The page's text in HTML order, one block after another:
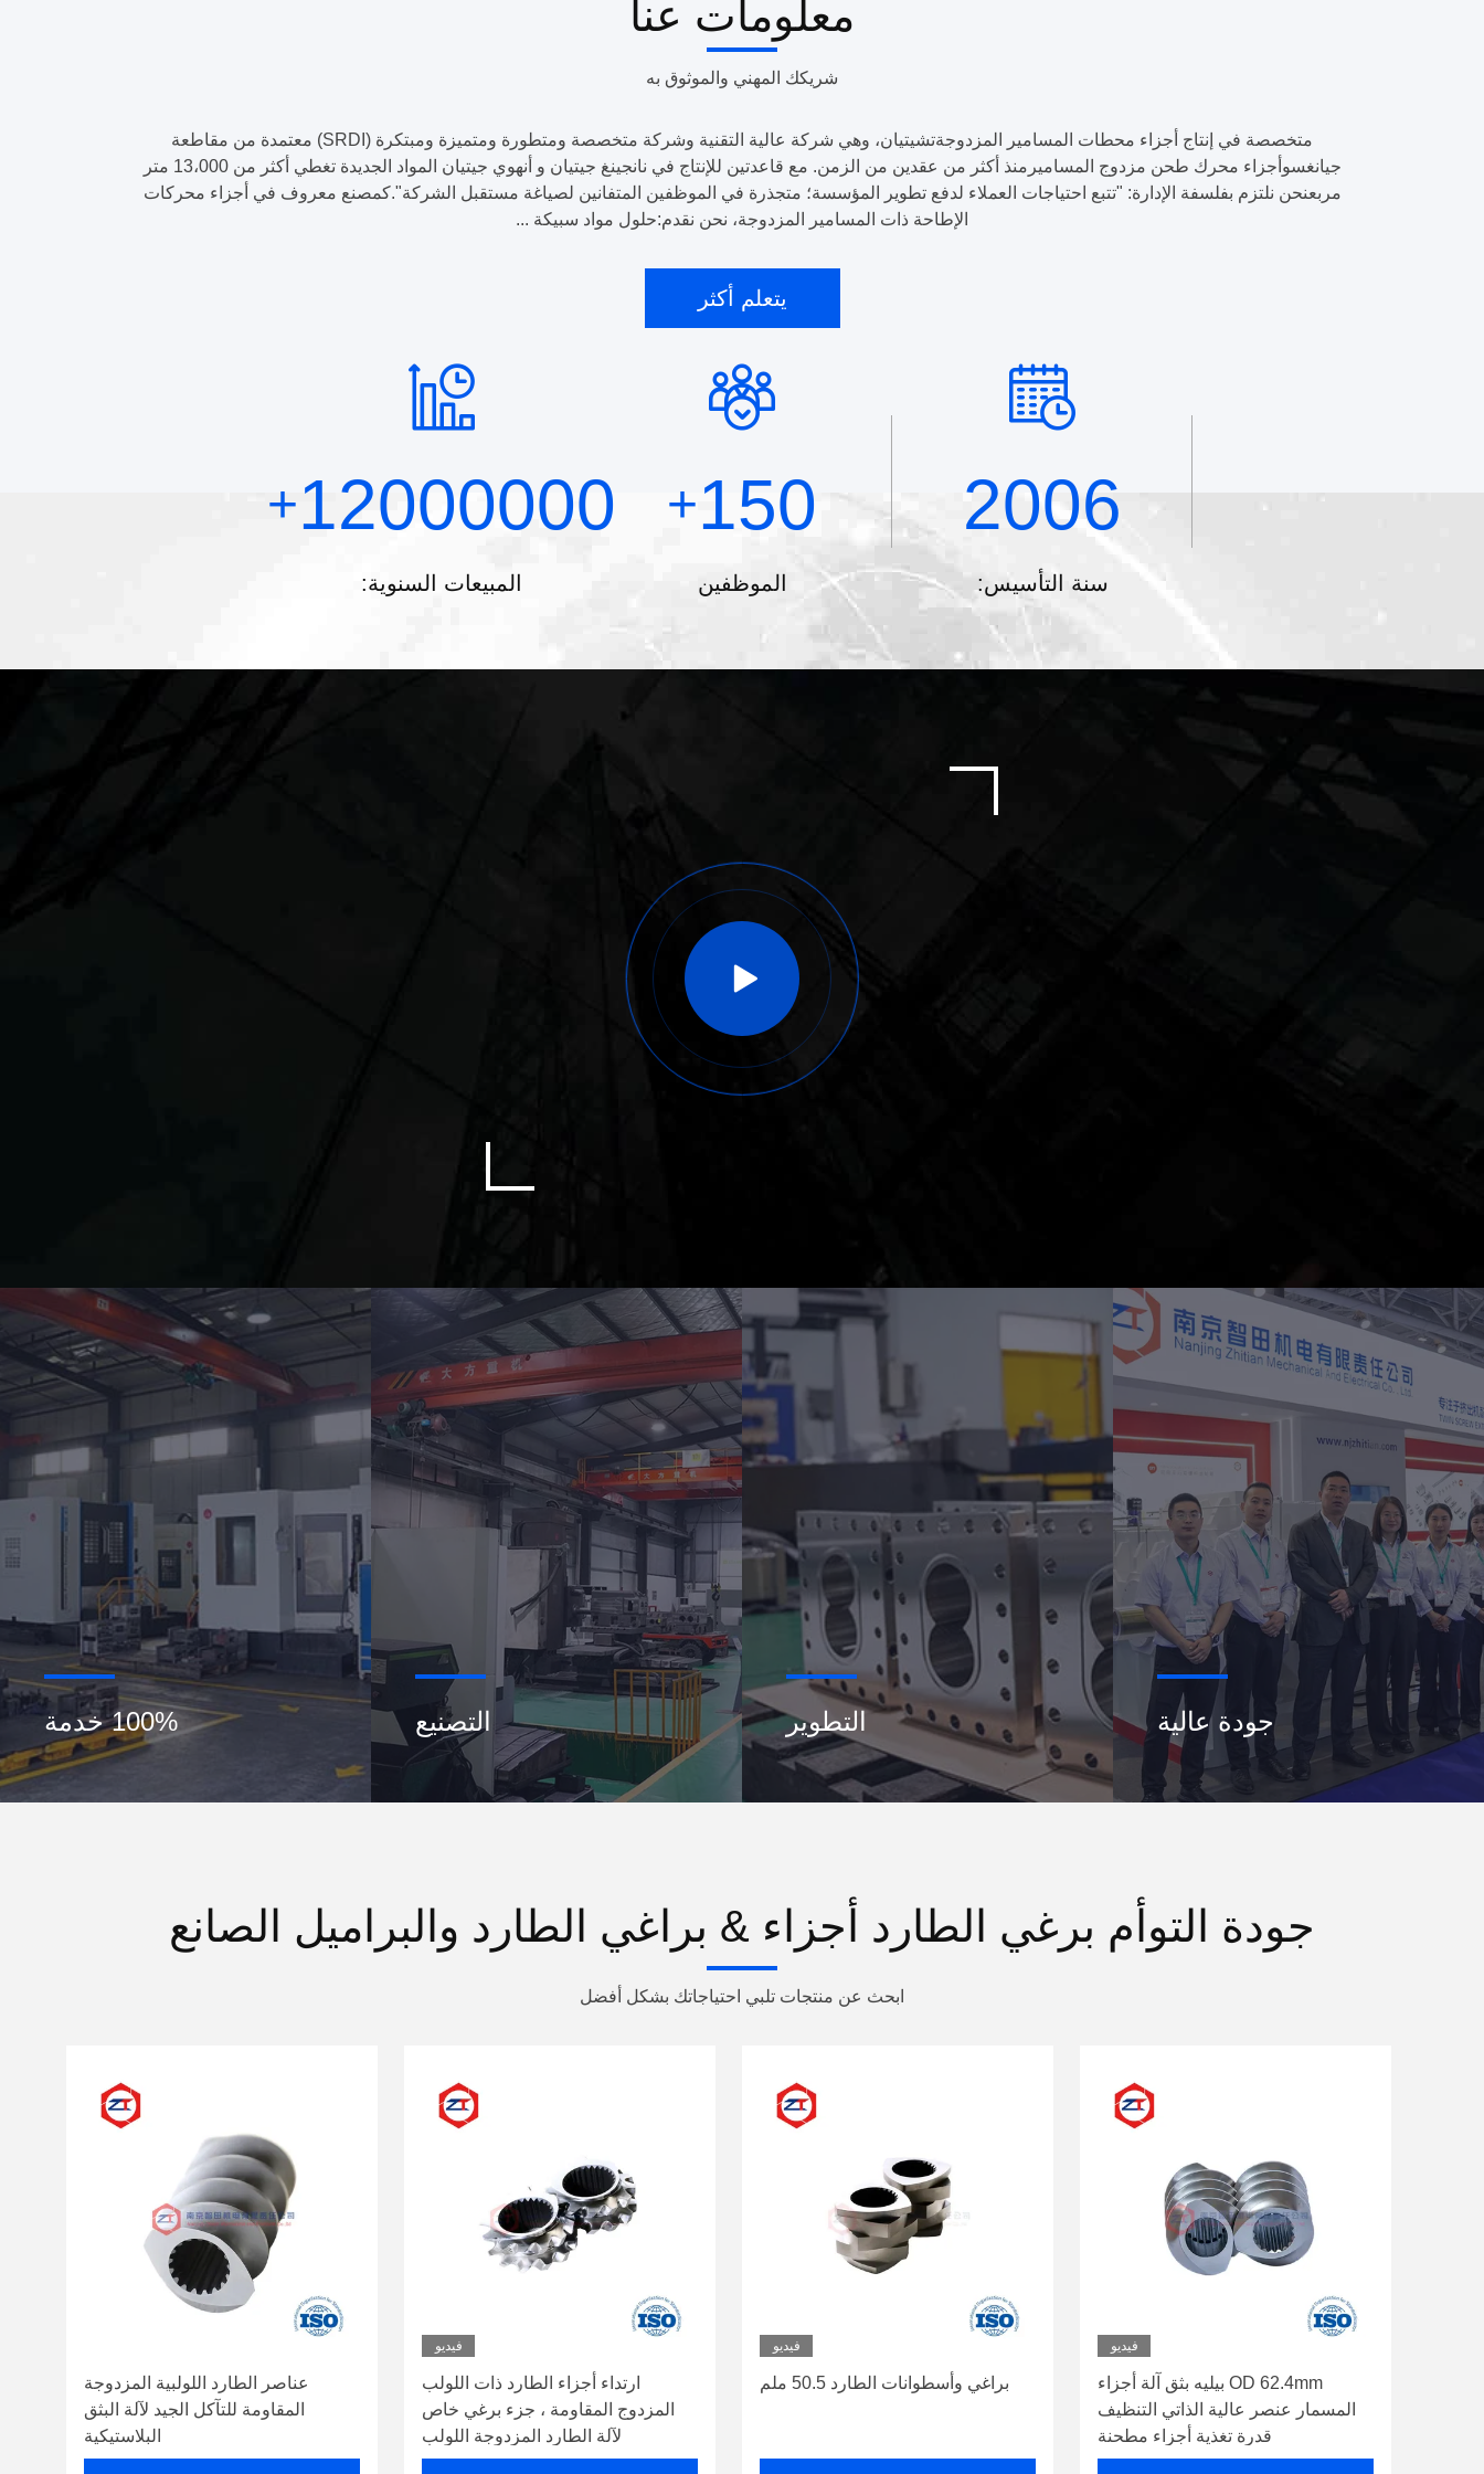
معلومات عنا
شريكك المهني والموثوق به
متخصصة في إنتاج أجزاء محطات المسامير المزدوجةتشيتيان، وهي شركة عالية التقنية وشركة متخصصة ومتطورة ومتميزة ومبتكرة (SRDI) معتمدة من مقاطعة
جيانغسوأجزاء محرك طحن مزدوج المساميرمنذ أكثر من عقدين من الزمن. مع قاعدتين للإنتاج في نانجينغ جيتيان و أنهوي جيتيان المواد الجديدة تغطي أكثر من 13،000 متر
مربعنحن نلتزم بفلسفة الإدارة: "تتبع احتياجات العملاء لدفع تطوير المؤسسة؛ متجذرة في الموظفين المتفانين لصياغة مستقبل الشركة".كمصنع معروف في أجزاء محركات
الإطاحة ذات المسامير المزدوجة، نحن نقدم:حلول مواد سبيكة ...
يتعلم أكثر
2006
سنة التأسيس:
150
+
الموظفين
12000000
+
المبيعات السنوية:
جودة عالية التطوير التصنيع 100% خدمة
جودة التوأم برغي الطارد أجزاء & براغي الطارد والبراميل الصانع
ابحث عن منتجات تلبي احتياجاتك بشكل أفضل
فيديو
OD 62.4mm بيليه بثق آلة أجزاء
المسمار عنصر عالية الذاتي التنظيف
قدرة تغذية أجزاء مطحنة
فيديو
براغي وأسطوانات الطارد 50.5 ملم
فيديو
ارتداء أجزاء الطارد ذات اللولب
المزدوج المقاومة ، جزء برغي خاص
لآلة الطارد المزدوجة اللولب
عناصر الطارد اللولبية المزدوجة
المقاومة للتآكل الجيد لآلة البثق
البلاستيكية